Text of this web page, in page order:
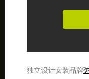
独立设计女装品牌